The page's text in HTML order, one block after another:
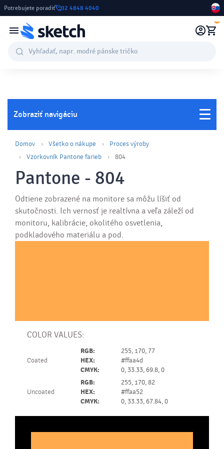
Potrebujete poradiť 02 4848 4040
0
Zobraziť navigáciu
Domov Všetko o nákupe
Proces výroby
Vzorkovník Pantone farieb
804
Pantone - 804
Odtiene zobrazené na monitore sa môžu líšiť od
skutočnosti. Ich vernosť je realtívna a veľa záleží od
monitoru, kalibrácie, okolitého osvetlenia,
podkladového materiálu a pod.
COLOR VALUES:
Coated
RGB:
HEX:
CMYK:
255, 170, 77
#ffaa4d
0, 33.33, 69.8, 0
Uncoated
RGB:
HEX:
CMYK:
255, 170, 82
#ffaa52
0, 33.33, 67.84, 0